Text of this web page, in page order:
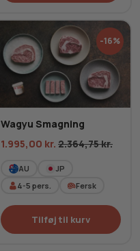
-16%
Wagyu Smagning
1.995,00 kr. 2.364,75kr.
AU
JP
4-5 pers. Fersk
Tilføj til kurv